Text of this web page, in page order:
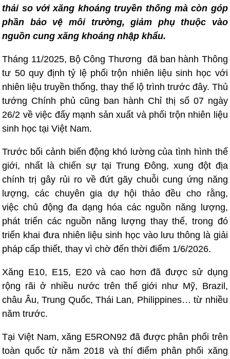
thải so với xăng khoáng truyền thống mà còn góp
phần bảo vệ môi trường, giảm phụ thuộc vào
nguồn cung xăng khoáng nhập khẩu.
Tháng 11/2025, Bộ Công Thương đã ban hành Thông
tư 50 quy định tỷ lệ phối trộn nhiên liệu sinh học với
nhiên liệu truyền thống, thay thế lộ trình trước đây. Thủ
tướng Chính phủ cũng ban hành Chỉ thị số 07 ngày
26/2 về việc đẩy mạnh sản xuất và phối trộn nhiên liệu
sinh học tại Việt Nam.
Trước bối cảnh biến động khó lường của tình hình thế
giới, nhất là chiến sự tại Trung Đông, xung đột địa
chính trị gây rủi ro về đứt gãy chuỗi cung ứng năng
lượng, các chuyên gia dự hội thảo đều cho rằng,
việc chủ động đa dạng hóa các nguồn năng lượng,
phát triển các nguồn năng lượng thay thế, trong đó
triển khai đưa nhiên liệu sinh học vào lưu thông là giải
pháp cấp thiết, thay vì chờ đến thời điểm 1/6/2026.
Xăng E10, E15, E20 và cao hơn đã được sử dụng
rộng rãi ở nhiều nước trên thế giới như Mỹ, Brazil,
châu Âu, Trung Quốc, Thái Lan, Philippines… từ nhiều
năm trước.
Tại Việt Nam, xăng E5RON92 đã được phân phối trên
toàn quốc từ năm 2018 và thí điểm phân phối xăng